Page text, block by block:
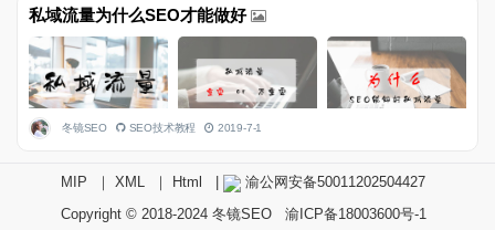
私域流量为什么SEO才能做好
冬镜SEO SEO技术教程 2019-7-1
MIP ｜ XML ｜ Html
渝公网安备50011202504427
Copyright © 2018-2024 冬镜SEO
渝ICP备18003600号-1